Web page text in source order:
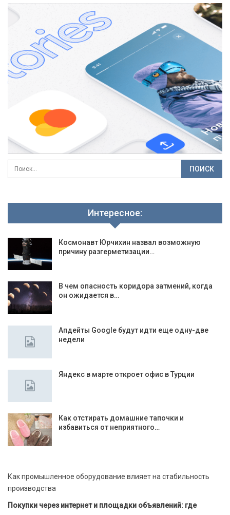
Интересное:
Космонавт Юрчихин назвал возможную
причину разгерметизации…
В чем опасность коридора затмений, когда
он ожидается в…
Апдейты Google будут идти еще одну-две
недели
Яндекс в марте откроет офис в Турции
Как отстирать домашние тапочки и
избавиться от неприятного…
Как промышленное оборудование влияет на стабильность
производства
Покупки через интернет и площадки объявлений: где